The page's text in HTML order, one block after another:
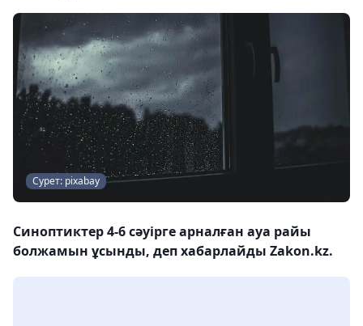
Сурет: pixabay
Синоптиктер 4-6 сәуірге арналған ауа райы
болжамын ұсынды, деп хабарлайды Zakon.kz.